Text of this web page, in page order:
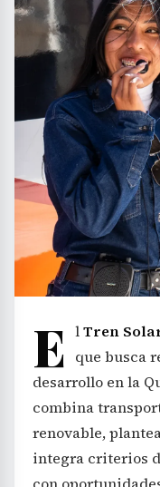
E lTren
que busca
desarrollo en la
combina
renovable,
integra criterios